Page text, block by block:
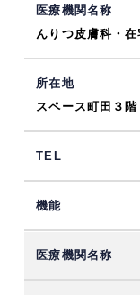
んりつ皮膚科・
スペース町田３階